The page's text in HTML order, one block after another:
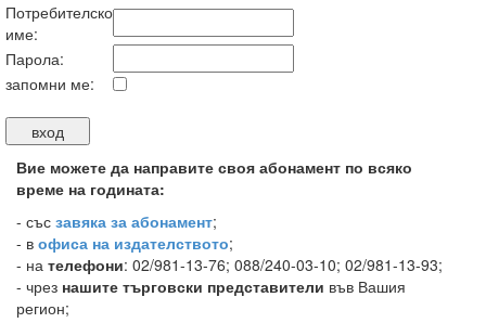
Потребителско
име:
Парола:
запомни ме:
Вие можете да направите своя абонамент по всяко
време на годината:
- със завяка за абонамент;
- в офиса на издателството;
- на телефони: 02/981-13-76; 088/240-03-10; 02/981-13-93;
- чрез нашите търговски представители във Вашия
регион;